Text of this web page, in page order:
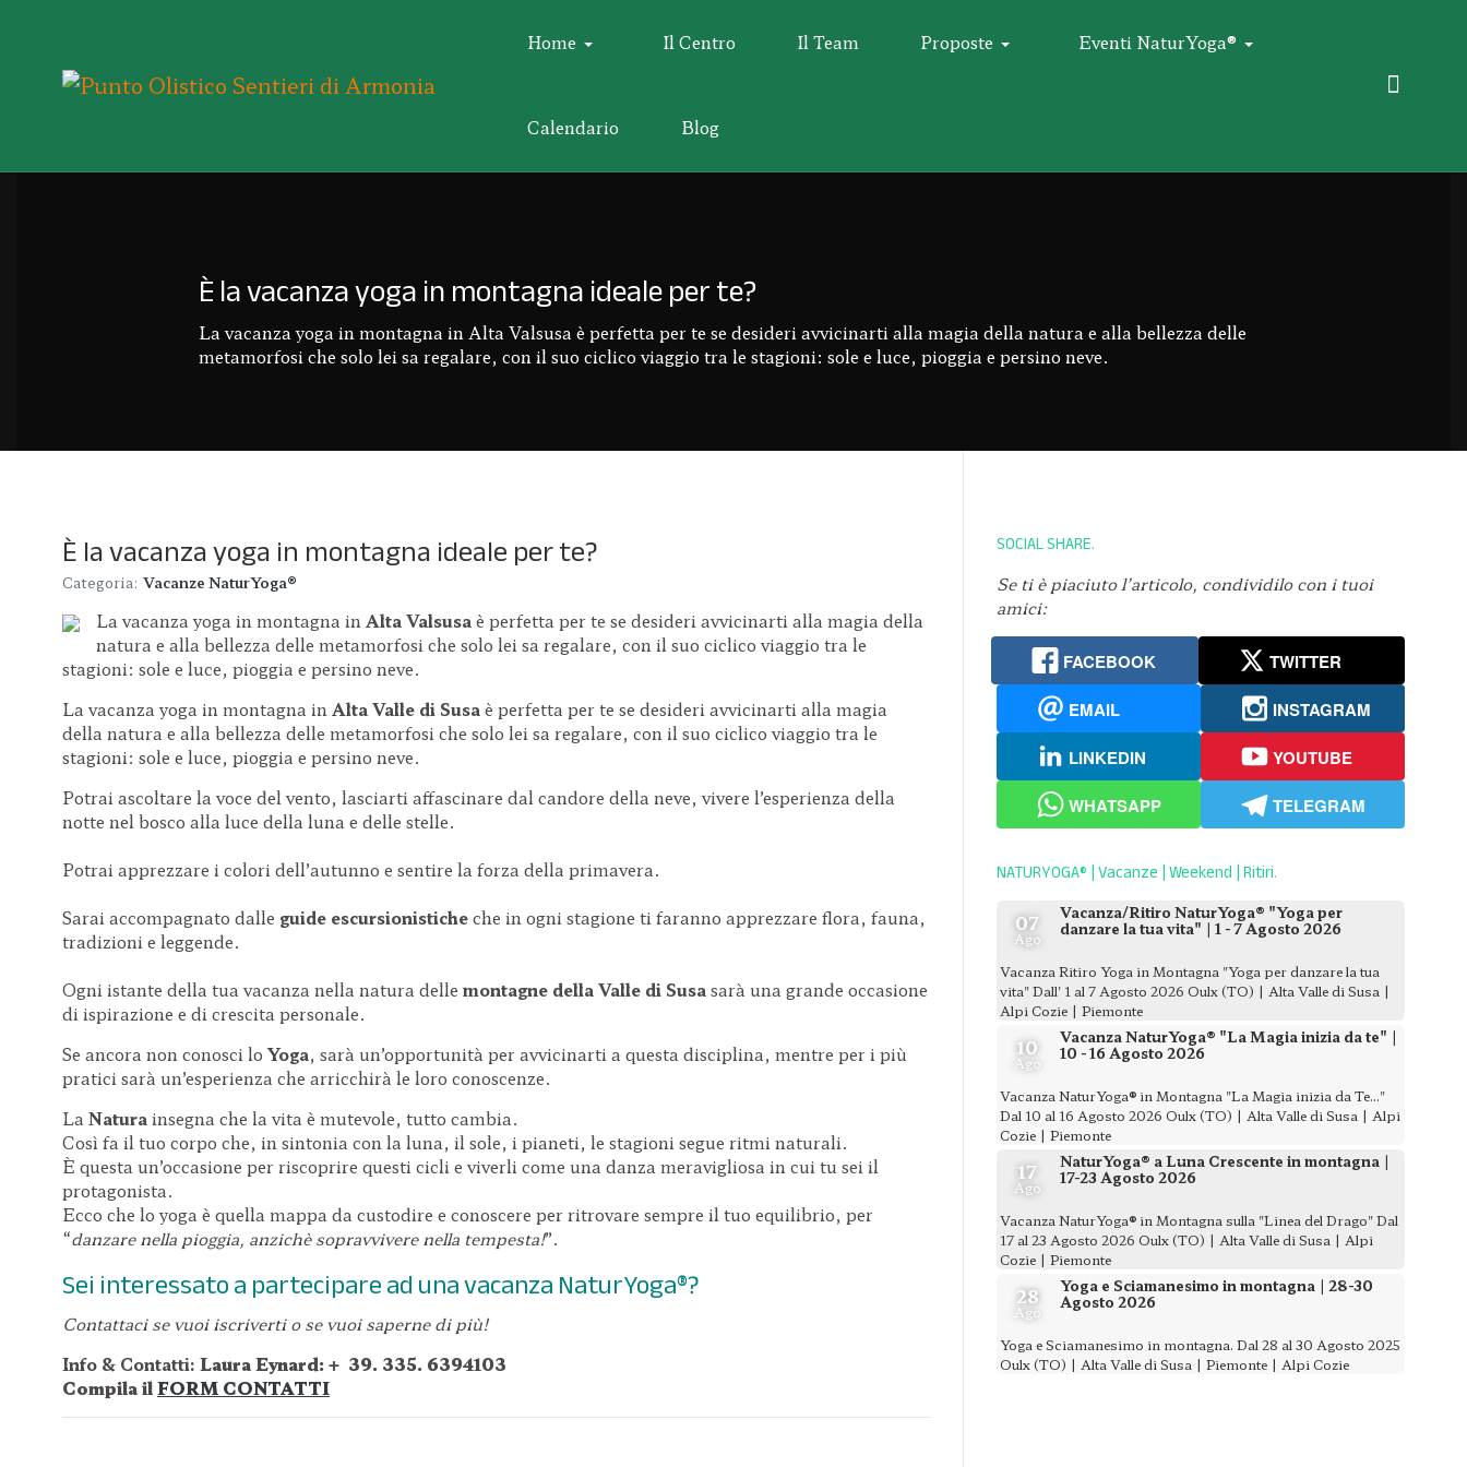
Home Il Centro Il Team Proposte Eventi NaturYoga®
Calendario Blog
È la vacanza yoga in montagna ideale per te?
La vacanza yoga in montagna in Alta Valsusa è perfetta per te se desideri avvicinarti alla magia della natura e alla bellezza delle
metamorfosi che solo lei sa regalare, con il suo ciclico viaggio tra le stagioni: sole e luce, pioggia e persino neve.
È la vacanza yoga in montagna ideale per te?
Categoria: Vacanze NaturYoga®
La vacanza yoga in montagna in Alta Valsusaè perfetta per te se desideri avvicinarti alla magia della
natura e alla bellezza delle metamorfosi che solo lei sa regalare, con il suo ciclico viaggio tra le
stagioni: sole e luce, pioggia e persino neve.
La vacanza yoga in montagna in Alta Valle di Susaè perfetta per te se desideri avvicinarti alla magia
della natura e alla bellezza delle metamorfosi che solo lei sa regalare, con il suo ciclico viaggio tra le
stagioni: sole e luce, pioggia e persino neve.
Potrai ascoltare la voce del vento, lasciarti affascinare dal candore della neve, vivere l’esperienza della
notte nel bosco alla luce della luna e delle stelle.
Potrai apprezzare i colori dell’autunno e sentire la forza della primavera.
Sarai accompagnato dalle guide escursionisticheche in ogni stagione ti faranno apprezzare flora, fauna,
tradizioni e leggende.
Ogni istante della tua vacanza nella natura delle montagne della Valle di Susasarà una grande occasione
di ispirazione e di crescita personale.
Se ancora non conosci loYoga, sarà un’opportunità per avvicinarti a questa disciplina, mentre per i più
pratici sarà un’esperienza che arricchirà le loro conoscenze.
La Naturainsegna che la vita è mutevole, tutto cambia.
Così fa il tuo corpo che, in sintonia con la luna, il sole, i pianeti, le stagioni segue ritmi naturali.
È questa un’occasione per riscoprire questi cicli e viverli come una danza meravigliosa in cui tu sei il
protagonista.
Ecco che lo yoga è quella mappa da custodire e conoscere per ritrovare sempre il tuo equilibrio, per
“danzare nella pioggia, anzichè sopravvivere nella tempesta!”.
Sei interessato a partecipare ad una vacanza NaturYoga®?
Contattaci se vuoi iscriverti o se vuoi saperne di più!
Info & Contatti: Laura Eynard: + 39. 335. 6394103
Compila ilFORM CONTATTI
SOCIAL SHARE
Se ti è piaciuto l’articolo, condividilo con i tuoi
amici:
FACEBOOK
TWITTER
EMAIL
INSTAGRAM
LINKEDIN
YOUTUBE
WHATSAPP
TELEGRAM
NATURYOGA® | Vacanze | Weekend | Ritiri
07
Ago
Vacanza/Ritiro NaturYoga® "Yoga per
danzare la tua vita" | 1 - 7 Agosto 2026
Vacanza Ritiro Yoga in Montagna "Yoga per danzare la tua
vita" Dall' 1 al 7 Agosto 2026 Oulx (TO) | Alta Valle di Susa |
Alpi Cozie | Piemonte
10
Ago
Vacanza NaturYoga® "La Magia inizia da te" |
10 - 16 Agosto 2026
Vacanza NaturYoga® in Montagna "La Magia inizia da Te..."
Dal 10 al 16 Agosto 2026 Oulx (TO) | Alta Valle di Susa | Alpi
Cozie | Piemonte
17
Ago
NaturYoga® a Luna Crescente in montagna |
17-23 Agosto 2026
Vacanza NaturYoga® in Montagna sulla "Linea del Drago" Dal
17 al 23 Agosto 2026 Oulx (TO) | Alta Valle di Susa | Alpi
Cozie | Piemonte
28
Ago
Yoga e Sciamanesimo in montagna | 28-30
Agosto 2026
Yoga e Sciamanesimo in montagna. Dal 28 al 30 Agosto 2025
Oulx (TO) | Alta Valle di Susa | Piemonte | Alpi Cozie